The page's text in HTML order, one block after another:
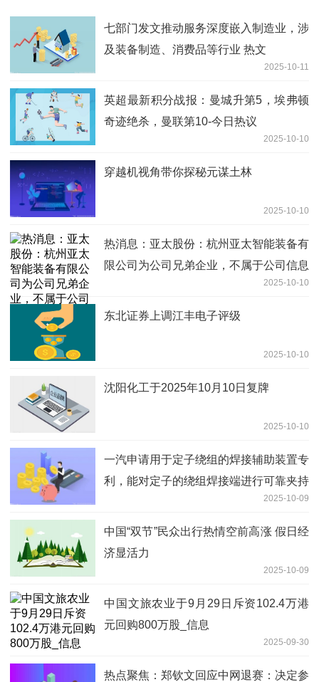
七部门发文推动服务深度嵌入制造业，涉
及装备制造、消费品等行业 热文
2025-10-11
英超最新积分战报：曼城升第5，埃弗顿
奇迹绝杀，曼联第10-今日热议
2025-10-10
穿越机视角带你探秘元谋土林
2025-10-10
热消息：亚太股份：杭州亚太智能装备有
限公司为公司兄弟企业，不属于公司信息
2025-10-10
东北证券上调江丰电子评级
2025-10-10
沈阳化工于2025年10月10日复牌
2025-10-10
一汽申请用于定子绕组的焊接辅助装置专
利，能对定子的绕组焊接端进行可靠夹持
2025-10-09
中国“双节”民众出行热情空前高涨 假日经
济显活力
2025-10-09
中国文旅农业于9月29日斥资102.4万港
元回购800万股_信息
2025-09-30
热点聚焦：郑钦文回应中网退赛：决定参